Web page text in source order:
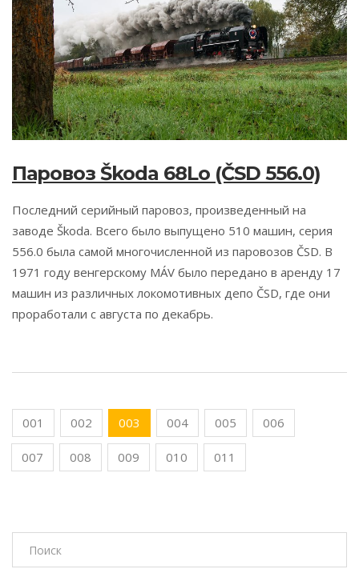
Паровоз Škoda 68Lo (ČSD 556.0)
Последний серийный паровоз, произведенный на
заводе Škoda. Всего было выпущено 510 машин, серия
556.0 была самой многочисленной из паровозов ČSD. В
1971 году венгерскому MÁV было передано в аренду 17
машин из различных локомотивных депо ČSD, где они
проработали с августа по декабрь.
001 002 003 004 005 006
007 008 009 010 011